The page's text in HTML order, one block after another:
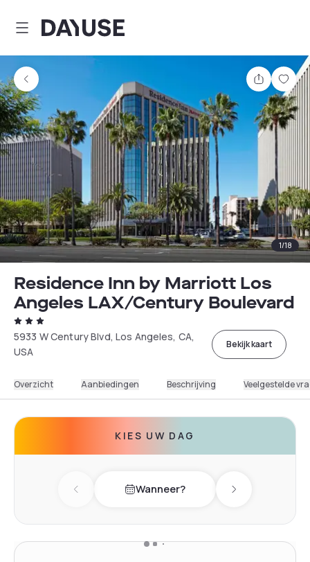
Dayuse
Delen
1/18
Residence Inn by Marriott Los
Angeles LAX/Century Boulevard
5933 W Century Blvd, Los Angeles, CA,
USA
Bekijk kaart
Overzicht Aanbiedingen Beschrijving Veelgestelde
KIES UW DAG
Previous dayWanneer? Next day